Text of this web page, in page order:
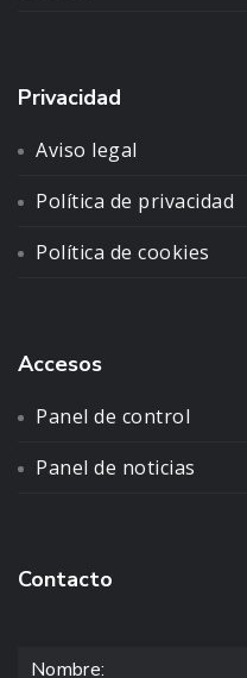
Privacidad
Aviso legal
Política de privacidad
Política de cookies
Accesos
Panel de control
Panel de noticias
Contacto